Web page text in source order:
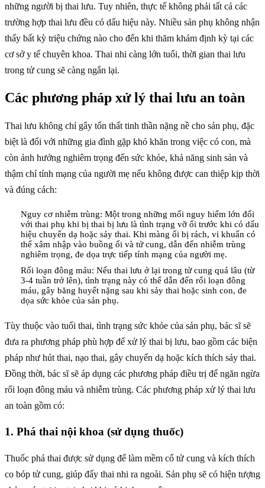
những người bị thai lưu. Tuy nhiên, thực tế không phải tất cả các
trường hợp thai lưu đều có dấu hiệu này. Nhiều sản phụ không nhận
thấy bất kỳ triệu chứng nào cho đến khi thăm khám định kỳ tại các
cơ sở y tế chuyên khoa. Thai nhi càng lớn tuổi, thời gian thai lưu
trong tử cung sẽ càng ngắn lại.
Các phương pháp xử lý thai lưu an toàn
Thai lưu không chỉ gây tổn thất tinh thần nặng nề cho sản phụ, đặc
biệt là đối với những gia đình gặp khó khăn trong việc có con, mà
còn ảnh hưởng nghiêm trọng đến sức khỏe, khả năng sinh sản và
thậm chí tính mạng của người mẹ nếu không được can thiệp kịp thời
và đúng cách:
Nguy cơ nhiễm trùng: Một trong những mối nguy hiểm lớn đối
với thai phụ khi bị thai bị lưu là tình trạng vỡ ối trước khi có dấu
hiệu chuyển dạ hoặc sảy thai. Khi màng ối bị rách, vi khuẩn có
thể xâm nhập vào buồng ối và tử cung, dẫn đến nhiễm trùng
nghiêm trọng, đe dọa trực tiếp tính mạng của người mẹ.
Rối loạn đông máu: Nếu thai lưu ở lại trong tử cung quá lâu (từ
3-4 tuần trở lên), tình trạng này có thể dẫn đến rối loạn đông
máu, gây băng huyết nặng sau khi sảy thai hoặc sinh con, đe
dọa sức khỏe của sản phụ.
Tùy thuộc vào tuổi thai, tình trạng sức khỏe của sản phụ, bác sĩ sẽ
đưa ra phương pháp phù hợp để xử lý thai bị lưu, bao gồm các biện
pháp như hút thai, nạo thai, gây chuyển dạ hoặc kích thích sảy thai.
Đồng thời, bác sĩ sẽ áp dụng các phương pháp điều trị để ngăn ngừa
rối loạn đông máu và nhiễm trùng. Các phương pháp xử lý thai lưu
an toàn gồm có:
1. Phá thai nội khoa (sử dụng thuốc)
Thuốc phá thai được sử dụng để làm mềm cổ tử cung và kích thích
co bóp tử cung, giúp đẩy thai nhi ra ngoài. Sản phụ sẽ có hiện tượng